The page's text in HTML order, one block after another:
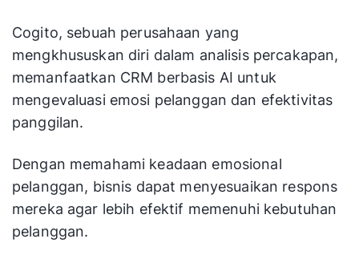
Cogito, sebuah perusahaan yang
mengkhususkan diri dalam analisis percakapan,
memanfaatkan CRM berbasis AI untuk
mengevaluasi emosi pelanggan dan efektivitas
panggilan.
Dengan memahami keadaan emosional
pelanggan, bisnis dapat menyesuaikan respons
mereka agar lebih efektif memenuhi kebutuhan
pelanggan.